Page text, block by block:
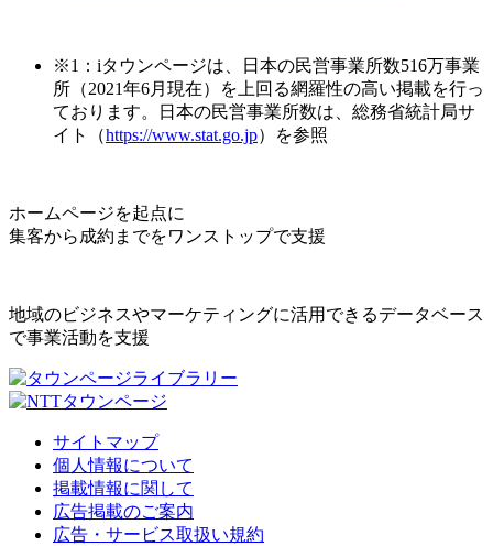
※1：iタウンページは、日本の民営事業所数516万事業
所（2021年6月現在）を上回る網羅性の高い掲載を行っ
ております。日本の民営事業所数は、総務省統計局サ
イト（https://www.stat.go.jp）を参照
ホームページを起点に
集客から成約までをワンストップで支援
地域のビジネスやマーケティングに活用できるデータベース
で事業活動を支援
サイトマップ
個人情報について
掲載情報に関して
広告掲載のご案内
広告・サービス取扱い規約